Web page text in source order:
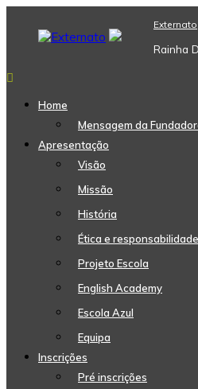
content
Externato
Rainha
Home
Mensagem da
Apresentação
Visão
Missão
História
Ética e
Projeto Escola
English Academy
Escola Azul
Equipa
Inscrições
Pré inscrições